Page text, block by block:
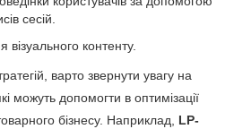
сесій.
візуального контенту.
варто звернути увагу на
можуть допомогти в оптимізації
бізнесу. Наприклад, LP-